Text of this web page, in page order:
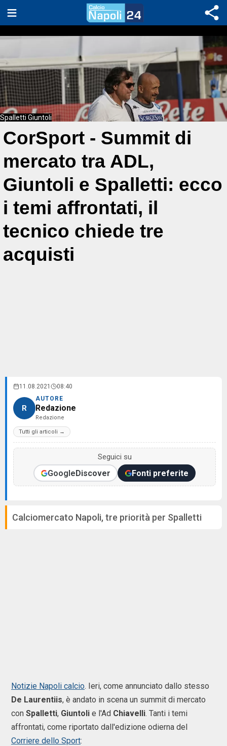
Spalletti Giuntoli
CorSport - Summit di
mercato tra ADL,
Giuntoli e Spalletti: ecco
i temi affrontati, il
tecnico chiede tre
acquisti
11.08.2021 08:40
R
AUTORE
Redazione
Redazione
Tutti gli articoli →
Seguici su
GoogleDiscover Fonti preferite
Calciomercato Napoli, tre priorità per Spalletti
Notizie Napoli calcio. Ieri, come annunciato dallo stesso
De Laurentiis, è andato in scena un summit di mercato
con Spalletti, Giuntoli e l'Ad Chiavelli. Tanti i temi
affrontati, come riportato dall'edizione odierna del
Corriere dello Sport: